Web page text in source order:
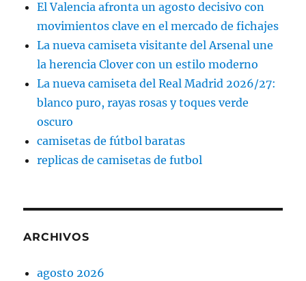
El Valencia afronta un agosto decisivo con
movimientos clave en el mercado de fichajes
La nueva camiseta visitante del Arsenal une
la herencia Clover con un estilo moderno
La nueva camiseta del Real Madrid 2026/27:
blanco puro, rayas rosas y toques verde
oscuro
camisetas de fútbol baratas
replicas de camisetas de futbol
ARCHIVOS
agosto 2026